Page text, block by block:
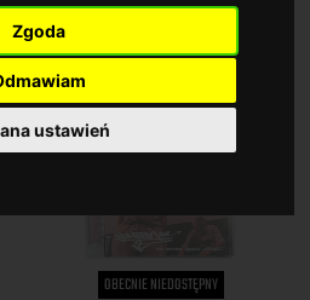
Zgoda
ustawień
Brzydki, Zły i Szczery + Epidemia 99 Kaseta
OBECNIE NIEDOSTĘPNY